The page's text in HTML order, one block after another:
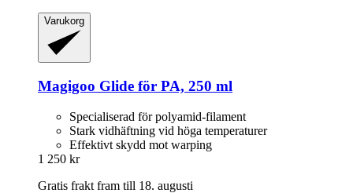
Varukorg
Magigoo Glide för PA, 250 ml
Specialiserad för polyamid-filament
Stark vidhäftning vid höga temperaturer
Effektivt skydd mot warping
1 250 kr
Gratis frakt fram till 18. augusti